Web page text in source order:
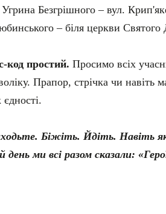
Угрина Безгрішного – вул.
– біля церкви
код простий. Просимо всіх
Прапор, стрічка чи навіть
єдності.
Біжіть. Йдіть. Навіть
день ми всі разом сказали: